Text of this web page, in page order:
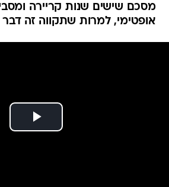
מסכם שישים שנות קריירה
אופטימי, למרות שתקווה זה